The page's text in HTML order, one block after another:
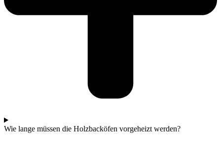
Wie lange müssen die Holzbacköfen vorgeheizt werden?